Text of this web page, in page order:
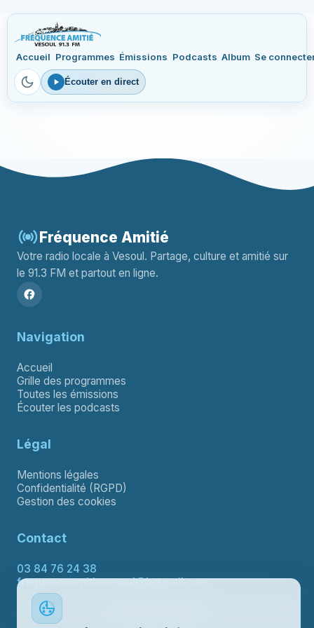
Accueil Programmes Émissions Podcasts Album Se
Écouter en direct
Fréquence Amitié
Votre radio locale à Vesoul. Partage, culture et amitié sur
le 91.3 FM et partout en ligne.
Navigation
Accueil
Grille des programmes
Toutes les émissions
Écouter les podcasts
Légal
Mentions légales
Confidentialité (RGPD)
Gestion des cookies
Contact
03 84 76 24 38
frequenceamitievesoul@hotmail.com